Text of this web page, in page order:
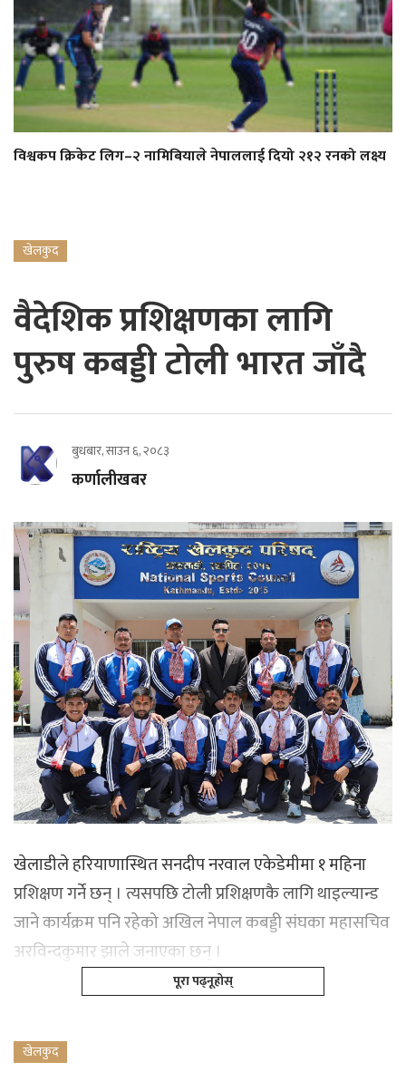
विश्वकप क्रिकेट लिग–२ नामिबियाले नेपाललाई दियो २१२ रनको लक्ष्य
खेलकुद
वैदेशिक प्रशिक्षणका लागि
पुरुष कबड्डी टोली भारत जाँदै
बुधबार, साउन ६, २०८३
कर्णालीखबर
खेलाडीले हरियाणास्थित सनदीप नरवाल एकेडेमीमा १ महिना
प्रशिक्षण गर्ने छन् । त्यसपछि टोली प्रशिक्षणकै लागि थाइल्यान्ड
जाने कार्यक्रम पनि रहेको अखिल नेपाल कबड्डी संघका महासचिव
अरविन्दकुमार झाले जनाएका छन् ।
पूरा पढ्नूहोस्
खेलकुद